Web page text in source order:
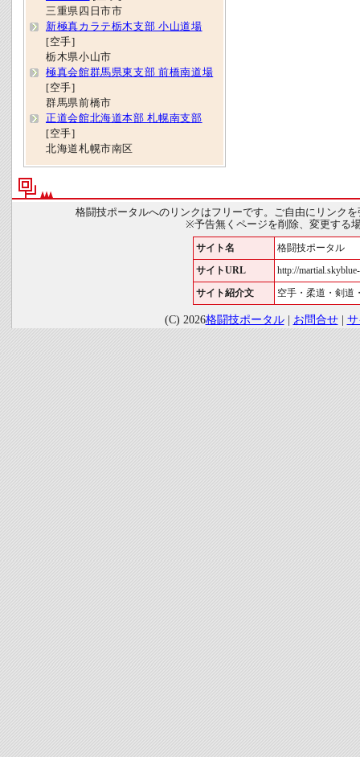
三重県四日市市
新極真カラテ栃木支部 小山道場
[空手]
栃木県小山市
極真会館群馬県東支部 前橋南道場
[空手]
群馬県前橋市
正道会館北海道本部 札幌南支部
[空手]
北海道札幌市南区
格闘技ポータルへのリンクはフリーです。ご自由にリンク
※予告無くページを削除、変更する
サイト名 格闘技ポータル
サイトURL http://
サイト紹介文 空手・柔道・剣道
(C) 2026格闘技ポータル| お問合せ|